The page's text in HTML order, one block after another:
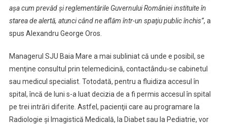
aşa cum prevăd şi reglementările Guvernului României instituite în
starea de alertă, atunci când ne aflăm într-un spaţiu public închis”, a
spus Alexandru George Oros.
Managerul SJU Baia Mare a mai subliniat că unde e posibil, se
menţine consultul prin telemedicină, contactându-se cabinetul
sau medicul specialist. Totodată, pentru a fluidiza accesul în
spital, încă de luni s-a luat decizia de a fi permis accesul în spital
pe trei intrări diferite. Astfel, pacienţii care au programare la
Radiologie şi Imagistică Medicală, la Diabet sau la Pediatrie, vor